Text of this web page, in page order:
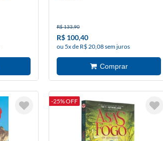
R$ 133,90
R$ 100,40
ou 5x de R$ 20,08 sem juros
-25% OFF